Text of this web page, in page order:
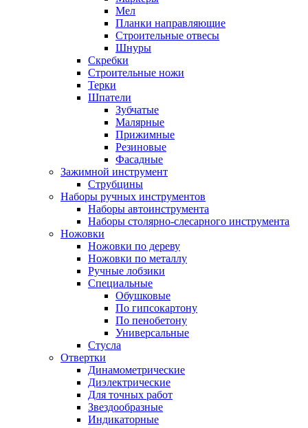
Мел
Планки направляющие
Строительные отвесы
Шнуры
Скребки
Строительные ножи
Терки
Шпатели
Зубчатые
Малярные
Прижимные
Резиновые
Фасадные
Зажимной инструмент
Струбцины
Наборы ручных инструментов
Наборы автоинструмента
Наборы столярно-слесарного инструмента
Ножовки
Ножовки по дереву
Ножовки по металлу
Ручные лобзики
Специальные
Обушковые
По гипсокартону
По пенобетону
Универсальные
Стусла
Отвертки
Динамометрические
Диэлектрические
Для точных работ
Звездообразные
Индикаторные